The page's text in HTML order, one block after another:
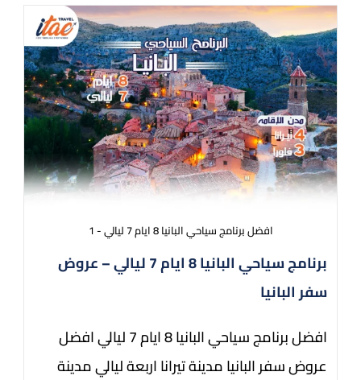
افضل برنامج سياحي البانيا 8 ايام 7 ليالي - 1
برنامج سياحي البانيا 8 ايام 7 ليالي – عروض
سفر البانيا
افضل برنامج سياحي البانيا 8 ايام 7 ليالي افضل
عروض سفر البانيا مدينة تيرانا اربعة ليالي مدينة